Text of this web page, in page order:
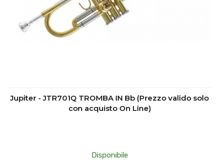
Jupiter - JTR701Q TROMBA IN Bb (Prezzo valido solo
con acquisto On Line)
Disponibile